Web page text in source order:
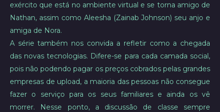
exército que está no ambiente virtual e se torna amigo de
Nathan, assim como Aleesha (Zainab Johnson) seu anjo e
amiga de Nora.
A série também nos convida a refletir como a chegada
das novas tecnologias. Difere-se para cada camada social,
pois não podendo pagar os preços cobrados pelas grandes
empresas de upload, a maioria das pessoas não consegue
fazer o serviço para os seus familiares e ainda os vê
morrer. Nesse ponto, a discussão de classe sempre